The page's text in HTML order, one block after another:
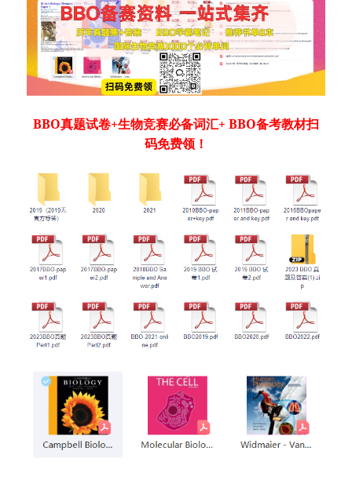
BBO真题试卷+生物竞赛必备词汇+ BBO备考教材扫
码免费领！